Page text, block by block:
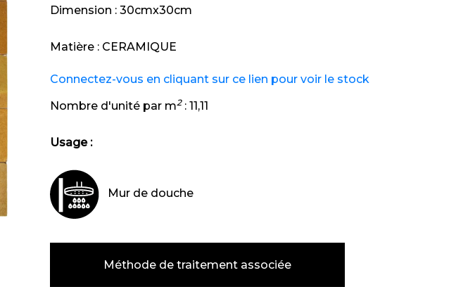
Dimension : 30cmx30cm
Matière : CERAMIQUE
Connectez-vous en cliquant sur ce lien pour voir le stock
Nombre d'unité par m2: 11,11
Usage :
Mur de douche
Méthode de traitement associée